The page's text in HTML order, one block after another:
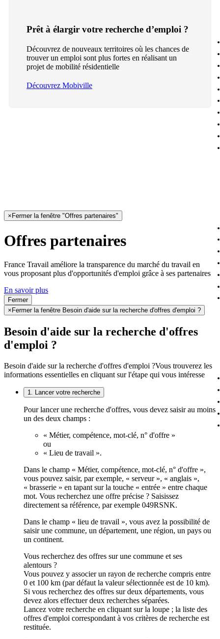
Prêt à élargir votre recherche d’emploi ?
Découvrez de nouveaux territoires où les chances de
trouver un emploi sont plus fortes en réalisant un
projet de mobilité résidentielle
Découvrez Mobiville
× Fermer la fenêtre "Offres partenaires"
Offres partenaires
France Travail améliore la transparence du marché du travail en
vous proposant plus d'opportunités d'emploi grâce à ses partenaires
En savoir plus
Fermer
× Fermer la fenêtre Besoin d'aide sur la recherche d'offres d'emploi ?
Besoin d'aide sur la recherche d'offres
d'emploi ?
Besoin d'aide sur la recherche d'offres d'emploi ?Vous trouverez les
informations essentielles en cliquant sur l'étape qui vous intéresse
1. Lancer votre recherche
Pour lancer une recherche d'offres, vous devez saisir au moins
un des deux champs :
« Métier, compétence, mot-clé, n° d'offre »
ou
« Lieu de travail ».
Dans le champ « Métier, compétence, mot-clé, n° d'offre »,
vous pouvez saisir, par exemple, « serveur », « anglais »,
« brasserie » en tapant sur la touche « entrée » entre chaque
mot. Vous recherchez une offre précise ? Saisissez
directement sa référence, par exemple 049RSNK.
Dans le champ « lieu de travail », vous avez la possibilité de
saisir une commune, un département, une région, un pays ou
un continent.
Vous recherchez des offres sur une commune et ses
alentours ?
Vous pouvez y associer un rayon de recherche compris entre
0 et 100 km (par défaut la valeur sélectionnée est de 10 km).
Si vous recherchez des offres sur deux départements, vous
devez alors effectuer deux recherches séparées.
Lancez votre recherche en cliquant sur la loupe ; la liste des
offres d'emploi correspondant à vos critères de recherche est
restituée.